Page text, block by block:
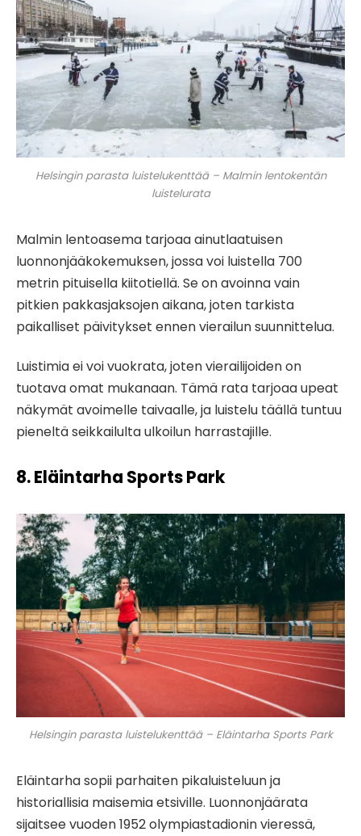
Helsingin parasta luistelukenttää – Malmin lentokentän
luistelurata
Malmin lentoasema tarjoaa ainutlaatuisen
luonnonjääkokemuksen, jossa voi luistella 700
metrin pituisella kiitotiellä. Se on avoinna vain
pitkien pakkasjaksojen aikana, joten tarkista
paikalliset päivitykset ennen vierailun suunnittelua.
Luistimia ei voi vuokrata, joten vierailijoiden on
tuotava omat mukanaan. Tämä rata tarjoaa upeat
näkymät avoimelle taivaalle, ja luistelu täällä tuntuu
pieneltä seikkailulta ulkoilun harrastajille.
8. Eläintarha Sports Park
Helsingin parasta luistelukenttää – Eläintarha Sports Park
Eläintarha sopii parhaiten pikaluisteluun ja
historiallisia maisemia etsiville. Luonnonjäärata
sijaitsee vuoden 1952 olympiastadionin vieressä,